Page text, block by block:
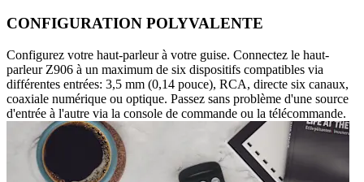
CONFIGURATION POLYVALENTE
Configurez votre haut-parleur à votre guise. Connectez le haut-
parleur Z906 à un maximum de six dispositifs compatibles via
différentes entrées: 3,5 mm (0,14 pouce), RCA, directe six canaux,
coaxiale numérique ou optique. Passez sans problème d'une source
d'entrée à l'autre via la console de commande ou la télécommande.